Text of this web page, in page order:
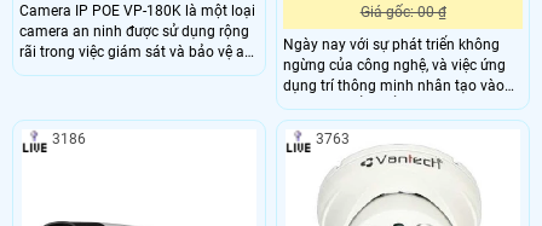
Camera IP POE VP-180K là một loại
camera an ninh được sử dụng rộng
rãi trong việc giám sát và bảo vệ an
ninh tại các khu vực như văn phòng,
hợp công nghệ Power over Ethernet
(POE), giúp cấp nguồn điện trực tiếp
Giá gốc: 00 ₫
Ngày nay với sự phát triển không
ngừng của công nghệ, và việc ứng
dụng trí thông minh nhân tạo vào
các sản phẩm để phục vụ con
người, nâng cao cuộc sống là việc
ưu tiên. VANTECH luôn mong muốn
mang đến Quý khách những sản
phẩm, dịch vụ tiện lợi nhất, thông
minh với giá thành hợp lý.
3186 3763